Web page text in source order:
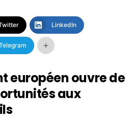
LinkedIn
européen ouvre de
aux